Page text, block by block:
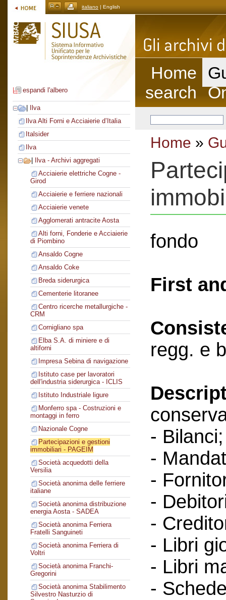
italiano | English
espandi l'albero
Ilva
Ilva Alti Forni e Acciaierie d’Italia
Italsider
Ilva
Ilva - Archivi aggregati
Acciaierie elettriche Cogne -
Girod
Acciaierie e ferriere nazionali
Acciaierie venete
Agglomerati antracite Aosta
Alti forni, Fonderie e Acciaierie
di Piombino
Ansaldo Cogne
Ansaldo Coke
Breda siderurgica
Cementerie litoranee
Centro ricerche metallurgiche -
CRM
Cornigliano spa
Elba S.A. di miniere e di
altiforni
Impresa Sebina di navigazione
Istituto case per lavoratori
dell'industria siderurgica - ICLIS
Istituto Industriale ligure
Monferro spa - Costruzioni e
montaggi in ferro
Nazionale Cogne
Partecipazioni e gestioni
immobiliari - PAGEIM
Società acquedotti della
Versilia
Società anonima delle ferriere
italiane
Società anonima distribuzione
energia Aosta - SADEA
Società anonima Ferriera
Fratelli Sanguineti
Società anonima Ferriera di
Voltri
Società anonima Franchi-
Gregorini
Società anonima Stabilimento
Silvestro Nasturzio di
Home
search
Home »
fondo
First
regg. e
- Bilanci;
-
-
-
-
- Libri
- Libri
-